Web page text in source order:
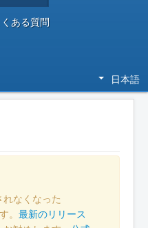
ある質問
日本語
なくなった
。 最新のリリース